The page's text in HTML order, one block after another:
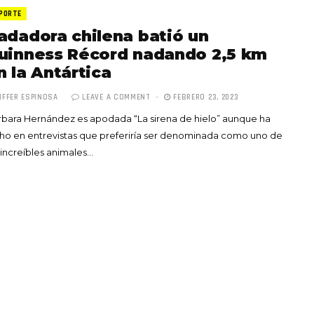
chilena batió un
Récord nadando 2,5 km
la Antártica
ESPINOSA LEAVE A COMMENT FEBRERO 23, 2023
Hernández es apodada “La sirena de hielo” aunque ha
en entrevistas que preferiría ser denominada como uno de
animales…
Totó la Momposina: el
adiós a la gran